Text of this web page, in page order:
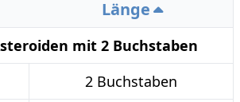
Länge
mit 2 Buchstaben
2 Buchstaben